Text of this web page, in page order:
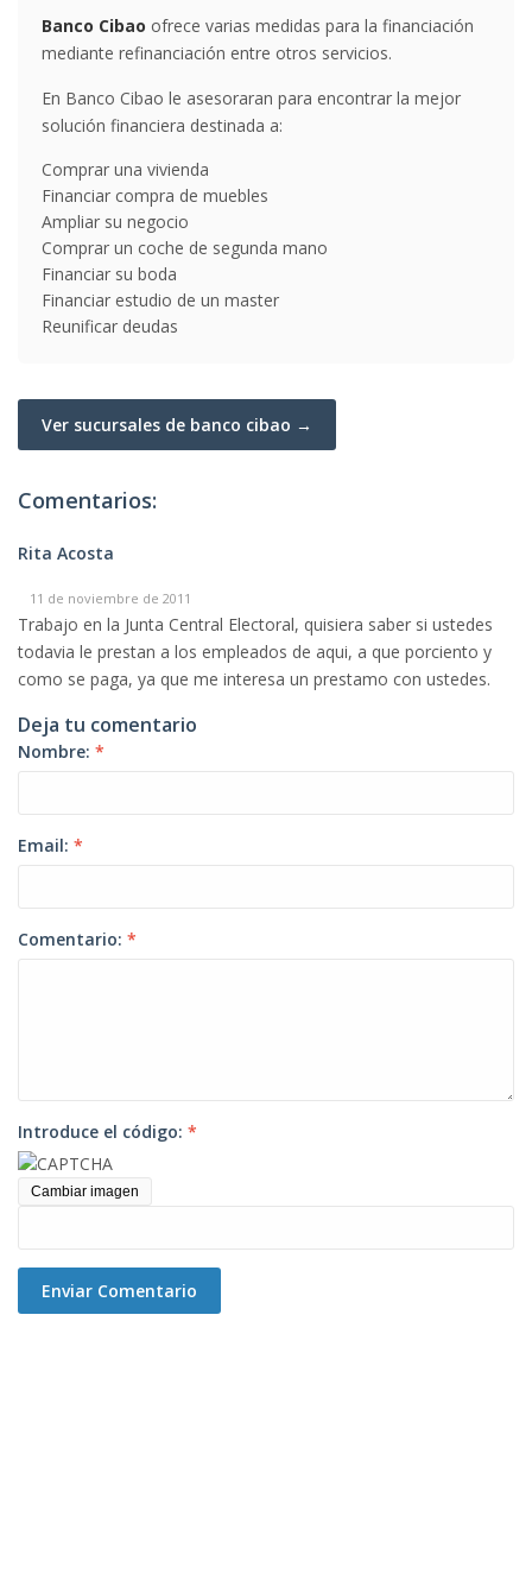
Banco Cibao ofrece varias medidas para la financiación
mediante refinanciación entre otros servicios.
En Banco Cibao le asesoraran para encontrar la mejor
solución financiera destinada a:
Comprar una vivienda
Financiar compra de muebles
Ampliar su negocio
Comprar un coche de segunda mano
Financiar su boda
Financiar estudio de un master
Reunificar deudas
Ver sucursales de banco cibao →
Comentarios:
Rita Acosta
11 de noviembre de 2011
Trabajo en la Junta Central Electoral, quisiera saber si ustedes
todavia le prestan a los empleados de aqui, a que porciento y
como se paga, ya que me interesa un prestamo con ustedes.
Deja tu comentario
Nombre: *
Email: *
Comentario: *
Introduce el código: *
Cambiar imagen
Enviar Comentario